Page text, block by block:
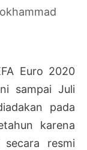
Euro 2020
sampai Juli
pada
karena
resmi